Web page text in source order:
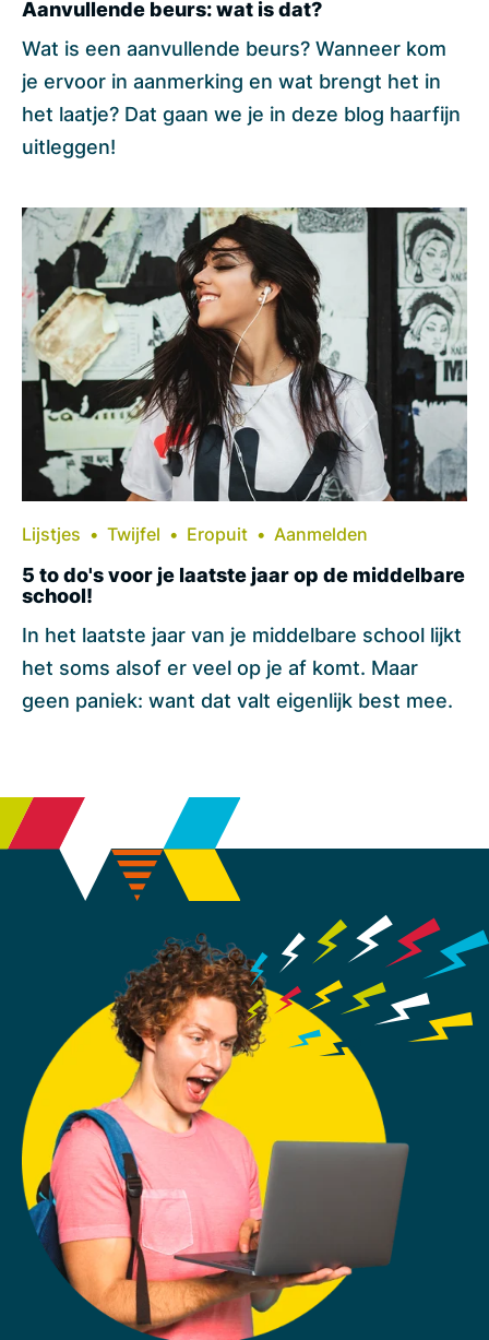
Aanvullende beurs: wat is dat?
Wat is een aanvullende beurs? Wanneer kom
je ervoor in aanmerking en wat brengt het in
het laatje? Dat gaan we je in deze blog haarfijn
uitleggen!
Lijstjes Twijfel Eropuit Aanmelden
5 to do's voor je laatste jaar op de middelbare
school!
In het laatste jaar van je middelbare school lijkt
het soms alsof er veel op je af komt. Maar
geen paniek: want dat valt eigenlijk best mee.